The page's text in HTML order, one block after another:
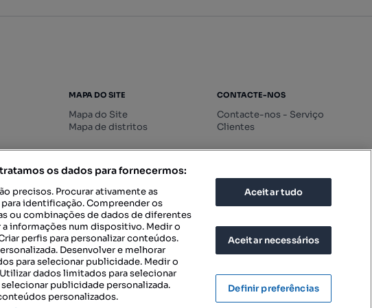
MAPA DO SITE
Mapa do Site
Mapa de distritos
CONTACTE-NOS
Contacte-nos - Serviço
Clientes
CONFIGURAÇÕES DE PRIVACIDADE
os dados para fornecermos:
precisos. Procurar ativamente as
identificação. Compreender os
ou combinações de dados de diferentes
a informações num dispositivo. Medir o
perfis para personalizar conteúdos.
Desenvolver e melhorar
para selecionar publicidade. Medir o
dados limitados para selecionar
publicidade personalizada.
personalizados.
Aceitar tudo
Aceitar necessários
Definir preferências